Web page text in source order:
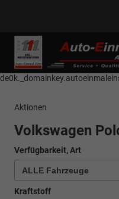
------------ Host Name :
selector1-aee-
Name : selector2._domainkey
Aktionen
Volkswagen
Verfügbarkeit, Art
Kraftstoff